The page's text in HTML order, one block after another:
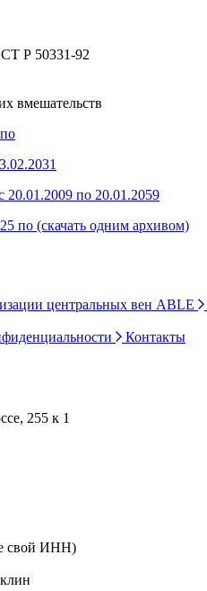
Р 50331-92
вмешательств
20.01.2009 по 20.01.2059
по (скачать одним архивом)
центральных вен ABLE
Контакты
255 к 1
свой ИНН)